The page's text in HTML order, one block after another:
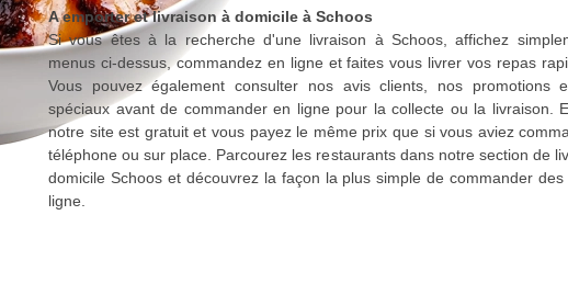
A emporter et livraison à domicile à Schoos
Si vous êtes à la recherche d'une livraison à Schoos, affichez
menus ci-dessus, commandez en ligne et faites vous livrer vos repas
Vous pouvez également consulter nos avis clients, nos promotions
spéciaux avant de commander en ligne pour la collecte ou la livraison.
notre site est gratuit et vous payez le même prix que si vous aviez
téléphone ou sur place. Parcourez les restaurants dans notre section de
domicile Schoos et découvrez la façon la plus simple de commander des
ligne.